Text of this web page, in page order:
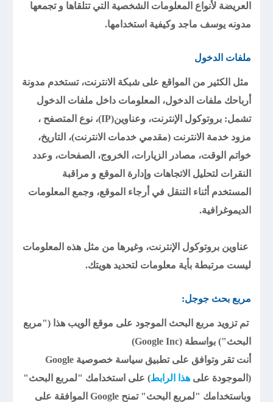
العريضة لأنواع المعلومات الشخصية التي تتلقاها و تجمعها
مدونه يوسف ماجد وكيفية استخدامها.
ملفات الدخول
مثل الكثير من المواقع على شبكة الانترنت، تستخدم مدونة
أرباحك ملفات الدخول، المعلومات داخل ملفات الدخول
تشمل: بروتوكول الإنترنت، وعناوين(IP)، نوع المتصفح ،
مزود خدمة الانترنت (مقدمي خدمات الانترنت)، التاريخ،
خواتم الوقت، مصادر الزيارات، الخروج، الصفحات، وعدد
النقرات لتحليل الاتجاهات وإدارة الموقع و مراقبة
المستخدم أثناء التنقل في أرجاء الموقع، وجمع المعلومات
الديموغرافية.
عناوين بروتوكول الإنترنت، وغيرها من مثل هذه المعلومات
ليست مرتبطة بأية معلومات لتحديد هويتك.
مربع بحث جوجل:
تم تزويد مربع البحث الموجود على موقع الويب هذا ("مربع
البحث") بواسطة (Google Inc)
أنت تقر وتوافق على تطبيق سياسة خصوصية Google
(الموجودة على هذا الرابط) على استخدامك "لمربع البحث"
وباستخدامك "لمربع البحث" تمنح Google الموافقة على